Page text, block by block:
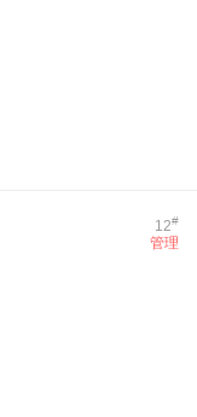
12#
管理